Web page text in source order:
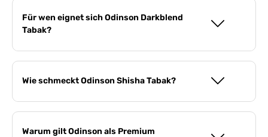
Für wen eignet sich Odinson Darkblend
Tabak?
Wie schmeckt Odinson Shisha Tabak?
Warum gilt Odinson als Premium